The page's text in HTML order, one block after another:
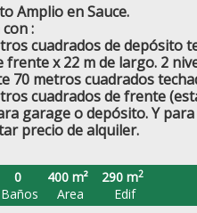
Amplio en Sauce.
:
cuadrados de depósito
frente x 22 m de largo. 2
70 metros cuadrados
cuadrados de frente
garage o depósito. Y
precio de alquiler.
0
Baños
400 m²
Area
290 m2
Edif